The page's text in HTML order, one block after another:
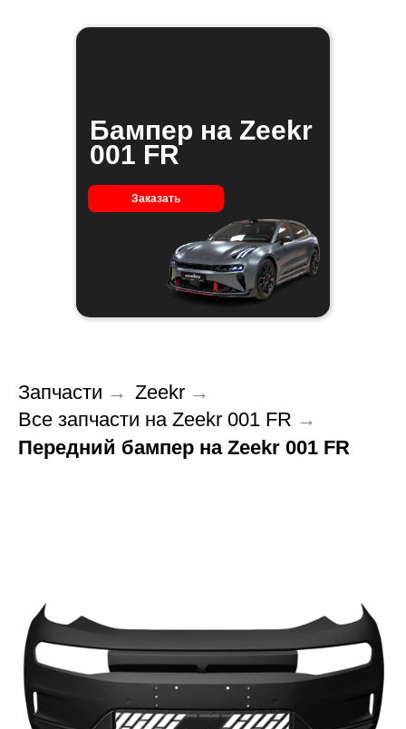
Бампер на Zeekr
001 FR
Заказать
Запчасти → Zeekr →
Все запчасти на Zeekr 001 FR →
Передний бампер на Zeekr 001 FR